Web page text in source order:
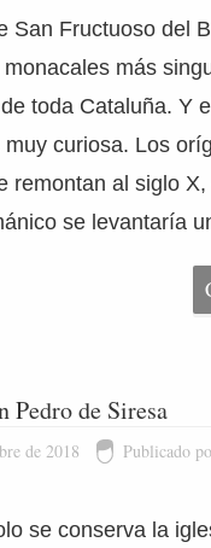
San Fructuoso del
monacales más
toda Cataluña. Y
curiosa. Los
remontan al siglo
se levantaría
Pedro de Siresa
de 2018 Publicado
se conserva la